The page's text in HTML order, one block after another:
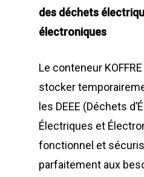
des déchets
électroniques
Le conteneur
stocker
les DEEE (Déchets
Électriques et
fonctionnel et
parfaitement aux